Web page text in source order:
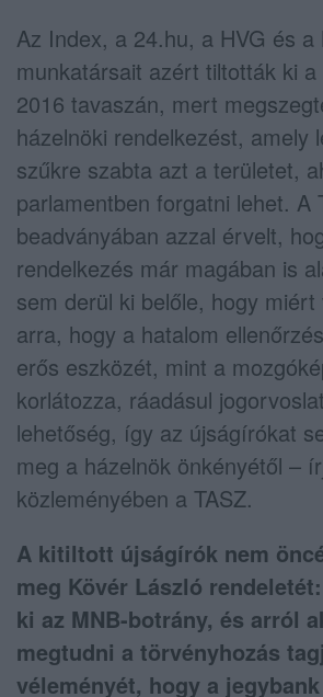
Az Index, a 24.hu, a HVG és a
munkatársait azért tiltották ki
2016 tavaszán, mert
házelnöki rendelkezést, amely
szűkre szabta azt a területet,
parlamentben forgatni lehet. A
beadványában azzal érvelt,
rendelkezés már magában is
sem derül ki belőle, hogy miért
arra, hogy a hatalom
erős eszközét, mint a
korlátozza, ráadásul
lehetőség, így az újságírókat
meg a házelnök önkényétől –
közleményében a TASZ.
A kitiltott újságírók nem
meg Kövér László
ki az MNB-botrány, és arról
megtudni a törvényhozás
véleményét, hogy a